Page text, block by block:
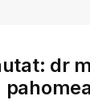
dr